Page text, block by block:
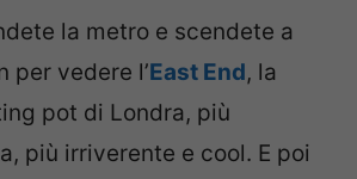
la metro e scendete a
per vedere l’East End, la
pot di Londra, più
più irriverente e cool. E poi